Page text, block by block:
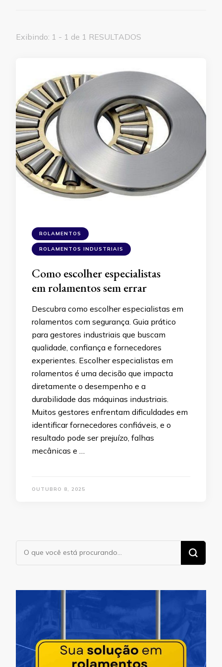
Exibindo: 1 - 1 de 1 RESULTADOS
ROLAMENTOS
ROLAMENTOS INDUSTRIAIS
Como escolher especialistas
em rolamentos sem errar
Descubra como escolher especialistas em
rolamentos com segurança. Guia prático
para gestores industriais que buscam
qualidade, confiança e fornecedores
experientes. Escolher especialistas em
rolamentos é uma decisão que impacta
diretamente o desempenho e a
durabilidade das máquinas industriais.
Muitos gestores enfrentam dificuldades em
identificar fornecedores confiáveis, e o
resultado pode ser prejuízo, falhas
mecânicas e …
OUTUBRO 8, 2025
Procurando
algo?